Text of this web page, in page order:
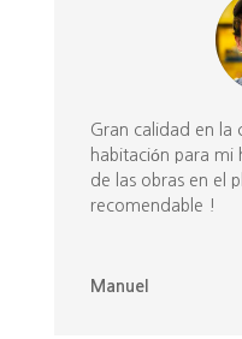
Gran calidad en la
habitación para mi
de las obras en el
recomendable !
Manuel